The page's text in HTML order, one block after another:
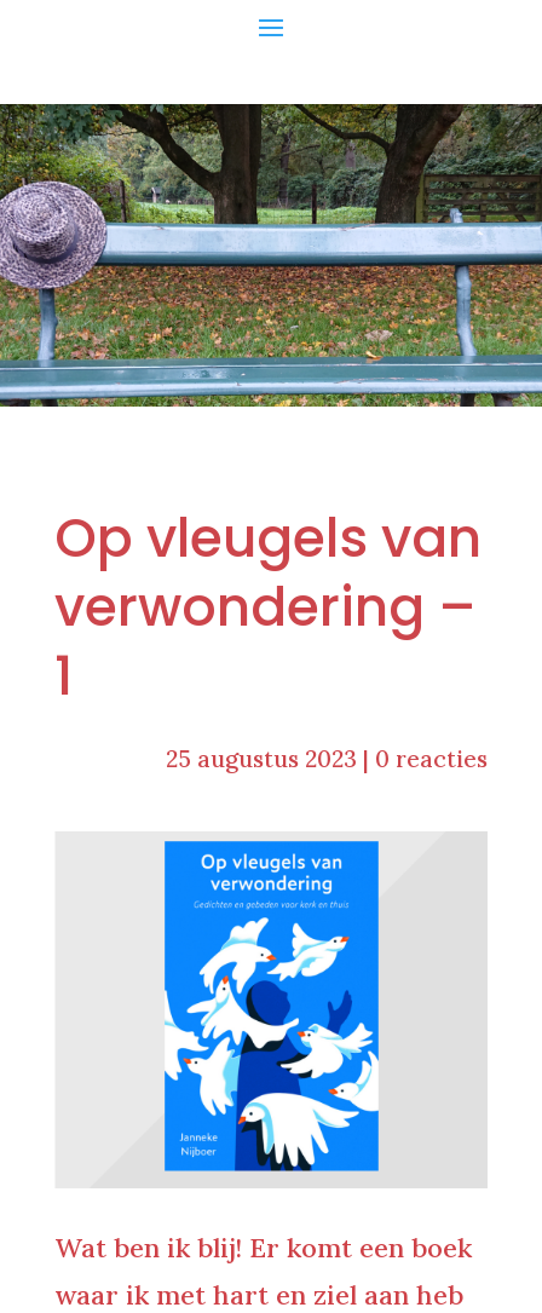
Op vleugels van
verwondering –
1
25 augustus 2023 | 0 reacties
Wat ben ik blij! Er komt een boek
waar ik met hart en ziel aan heb